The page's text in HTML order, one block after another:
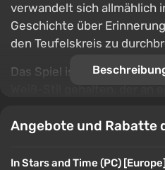
verwandelt sich allmählich
Geschichte über
den Teufelskreis zu
Das Spiel ist in einem
Wiederholung der
wodurch ein gleichzeitig
Angebote und Rabatte
In Stars and Time (PC)